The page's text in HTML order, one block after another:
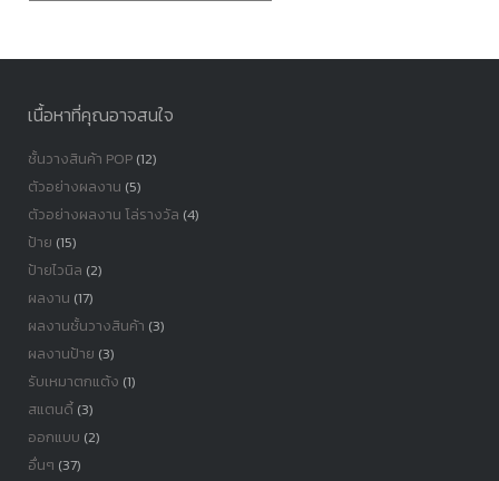
เนื้อหาที่คุณอาจสนใจ
ชั้นวางสินค้า POP(12)
ตัวอย่างผลงาน (5)
ตัวอย่างผลงาน โล่รางวัล (4)
ป้าย (15)
ป้ายไวนิล (2)
ผลงาน (17)
ผลงานชั้นวางสินค้า (3)
ผลงานป้าย (3)
รับเหมาตกแต้ง (1)
สแตนดี้(3)
ออกแบบ (2)
อื่นๆ (37)